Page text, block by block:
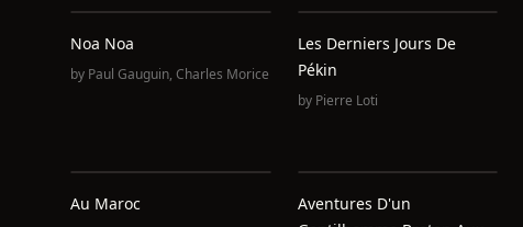
Noa Noa
by Paul Gauguin, Charles Morice
Les Derniers Jours De
Pékin
by Pierre Loti
Au Maroc
Aventures D'un